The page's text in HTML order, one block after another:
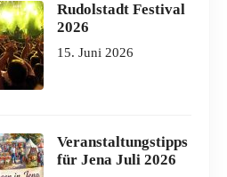
Rudolstadt Festival
2026
15. Juni 2026
Veranstaltungstipps
für Jena Juli 2026